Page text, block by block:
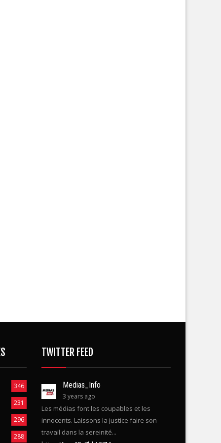
346
231
296
288
TWITTER FEED
Medias_Info
3 years ago
Les médias font les coupables et les
innocents. Laissons la justice faire son
travail dans la sereinité...